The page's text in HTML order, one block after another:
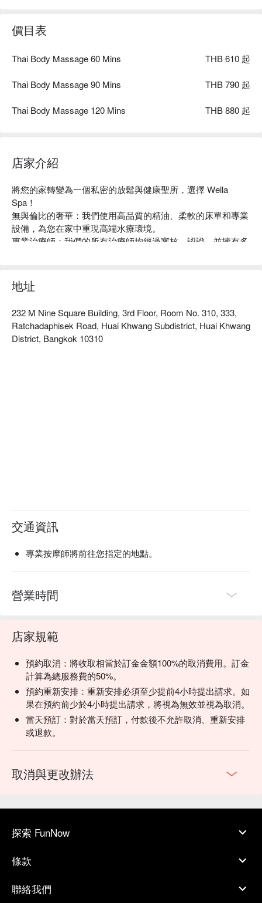
價目表
Thai Body Massage 60 Mins THB 610 起
Thai Body Massage 90 Mins THB 790 起
Thai Body Massage 120 Mins THB 880 起
店家介紹
將您的家轉變為一個私密的放鬆與健康聖所，選擇 Wella
Spa！
無與倫比的奢華：我們使用高品質的精油、柔軟的床單和專業
設備，為您在家中重現高端水療環境。
專業治療師：我們的所有治療師均經過審核、認證，並擁有多
享受專業的按摩療法。
個性化健康：從減壓到肌肉恢復，我們為每個療程量身定制，
地址
232 M Nine Square Building, 3rd Floor, Room No. 310, 333,
Ratchadaphisek Road, Huai Khwang Subdistrict, Huai Khwang
District, Bangkok 10310
交通資訊
專業按摩師將前往您指定的地點。
營業時間
店家規範
預約取消：將收取相當於訂金金額100%的取消費用。訂金
計算為總服務費的50%。
預約重新安排：重新安排必須至少提前4小時提出請求。如
果在預約前少於4小時提出請求，將視為無效並視為取消。
當天預訂：對於當天預訂，付款後不允許取消、重新安排
或退款。
取消與更改辦法
探索 FunNow
條款
聯絡我們